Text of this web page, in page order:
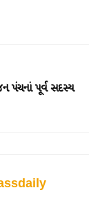
પંચનાં પૂર્વ સદસ્ય